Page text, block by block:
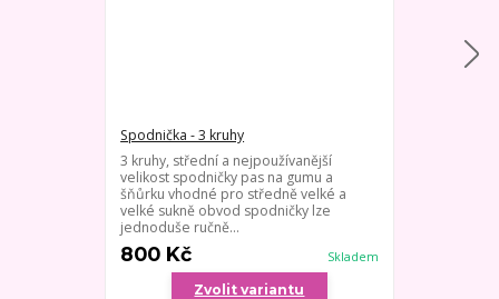
Spodnička - 3 kruhy
3 kruhy, střední a nejpoužívanější
velikost spodničky pas na gumu a
šňůrku vhodné pro středně velké a
velké sukně obvod spodničky lze
jednoduše ručně...
800 Kč Skladem
Zvolit variantu